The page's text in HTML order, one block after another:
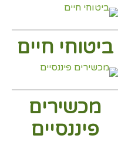
ביטוחי חיים
מכשירים
פיננסיים